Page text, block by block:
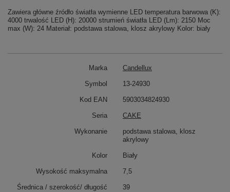
Zawiera główne źródło światła wymienne LED temperatura barwowa (K):
4000 trwalość LED (H): 20000 strumień światła LED (Lm): 2150 Moc
max (W): 24 Materiał: podstawa stalowa, klosz akrylowy Kolor: biały
Marka Candellux
Symbol 13-24930
Kod EAN 5903034824930
Seria CAKE
Wykonanie
podstawa stalowa, klosz
akrylowy
Kolor Biały
Wysokość maksymalna 7,5
Średnica / szerokość/ długość 39